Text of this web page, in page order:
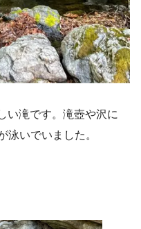
い滝です。滝壺や沢に
泳いでいました。